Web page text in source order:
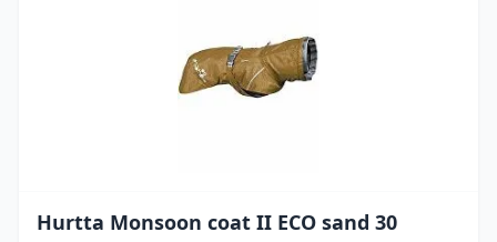
Hurtta Monsoon coat II ECO sand 30